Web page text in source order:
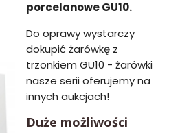
porcelanowe GU10.
Do oprawy wystarczy
dokupić żarówkę z
trzonkiem GU10 - żarówki
nasze serii oferujemy na
innych aukcjach!
Duże możliwości